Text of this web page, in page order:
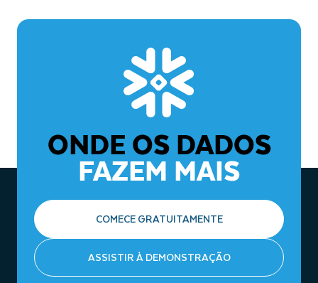
Snowflake oferece uma avaliação gratuita de 30 dias,
com créditos grátis, para que você possa conhecer
melhor os recursos da plataforma.
quickstart guides
. A Snowflake fornece
tutoriais práticos que dão um passo a passo sobre
dados, realizar várias tarefas de análise, desde queries
básicas até análises de dados mais avançadas.
Participe da comunidade. Use os fóruns da
recomendadas e obter respostas às suas dúvidas.
ONDE OS DADOS
FAZEM MAIS
COMECE GRATUITAMENTE
ASSISTIR À DEMONSTRAÇÃO